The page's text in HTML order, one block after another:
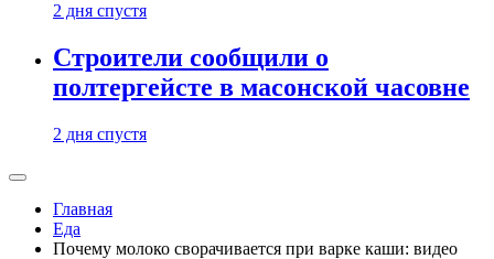
2 дня спустя
Строители сообщили о
полтергейсте в масонской часовне
2 дня спустя
Главная
Еда
Почему молоко сворачивается при варке каши: видео